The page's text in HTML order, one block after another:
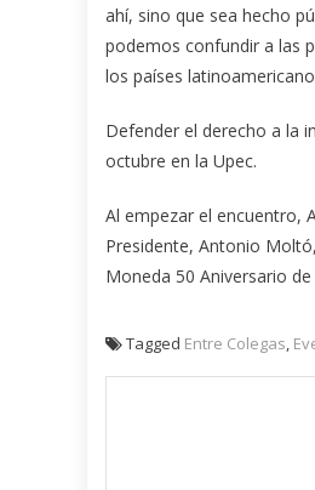
ahí, sino que sea hecho
podemos confundir a las
los países
Defender el derecho a la
octubre en la Upec.
Al empezar el encuentro,
Presidente, Antonio
Moneda 50 Aniversario
Tagged Entre Colegas,